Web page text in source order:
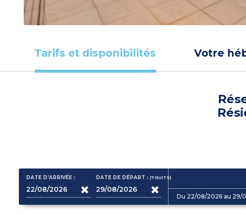
Tarifs et disponibilités Votre
DATE D'ARRIVÉE : DATE DE DÉPART :(7NUITS)
Du 22/08/2026 au 29/